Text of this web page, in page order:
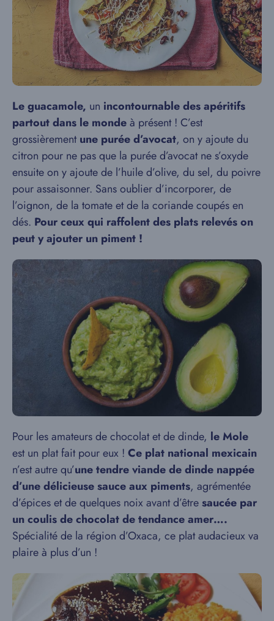
Le guacamole, un incontournable des apéritifs
partout dans le mondeà présent ! C’est
grossièrementune purée d’avocat, on y ajoute du
citron pour ne pas que la purée d’avocat ne s’oxyde
ensuite on y ajoute de l’huile d’olive, du sel, du poivre
pour assaisonner. Sans oublier d’incorporer, de
l’oignon, de la tomate et de la coriande coupés en
dés. Pour ceux qui raffolent des plats relevés on
peut y ajouter un piment !
Pour les amateurs de chocolat et de dinde, le Mole
est un plat fait pour eux ! Ce plat national mexicain
n’est autre qu’une tendre viande de dinde nappée
d’une délicieuse sauce aux piments, agrémentée
d’épices et de quelques noix avant d’êtresaucée par
un coulis de chocolat de tendance amer….
Spécialité de la région d’Oxaca, ce plat audacieux va
plaire à plus d’un !